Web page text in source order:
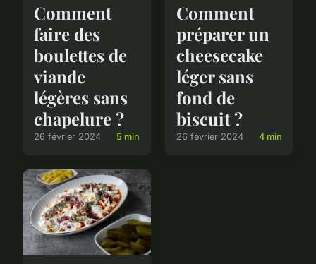
Comment
faire des
boulettes de
viande
légères sans
chapelure ?
26 février 2024 5 min
Comment
préparer un
cheesecake
léger sans
fond de
biscuit ?
26 février 2024 4 min